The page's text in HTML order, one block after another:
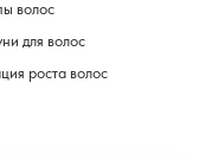
волос
для волос
роста волос